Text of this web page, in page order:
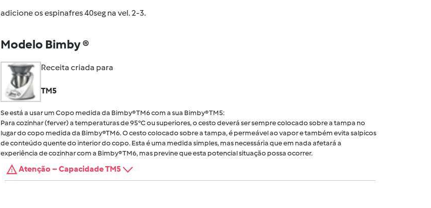
adicione os espinafres 40seg na vel. 2-3.
Modelo Bimby ®
Receita criada para
TM5
Se está a usar um Copo medida da Bimby® TM6 com a sua Bimby® TM5:
Para cozinhar (ferver) a temperaturas de 95°C ou superiores, o cesto deverá ser sempre colocado sobre a tampa no
lugar do copo medida da Bimby®TM6. O cesto colocado sobre a tampa, é permeável ao vapor e também evita salpicos
de conteúdo quente do interior do copo. Esta é uma medida simples, mas necessária que em nada afetará a
experiência de cozinhar com a Bimby® TM6, mas previne que esta potencial situação possa ocorrer.
Atenção – Capacidade TM5